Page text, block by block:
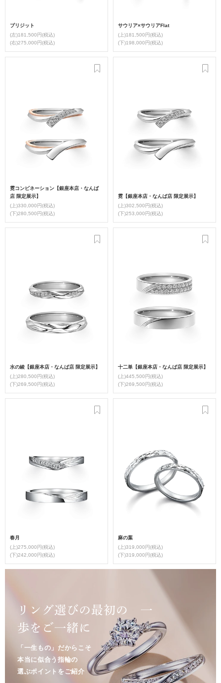
ブリジット
(左)181,500円(税込)
(右)275,000円(税込)
サウリア×サウリアFlat
(上)181,500円(税込)
(下)198,000円(税込)
霓コンビネーション【銀座本店・なんば
店 限定展示】
(上)330,000円(税込)
(下)280,500円(税込)
霓【銀座本店・なんば店 限定展示】
(上)302,500円(税込)
(下)253,000円(税込)
水の綾【銀座本店・なんば店 限定展示】
(上)280,500円(税込)
(下)269,500円(税込)
十二単【銀座本店・なんば店 限定展示】
(上)445,500円(税込)
(下)269,500円(税込)
春月
(上)275,000円(税込)
(下)242,000円(税込)
麻の葉
(上)319,000円(税込)
(下)319,000円(税込)
リング選びの最初の 一
歩をご一緒に
「一生もの」だからこそ
本当に似合う指輪の
選ぶポイントをご紹介